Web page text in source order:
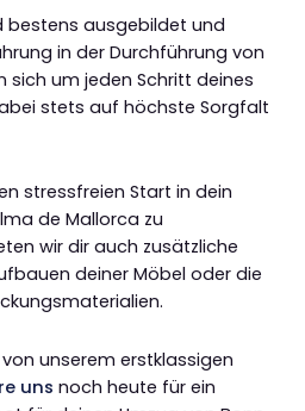
bestens ausgebildet und
in der Durchführung von
sich um jeden Schritt deines
stets auf höchste Sorgfalt
stressfreien Start in dein
de Mallorca zu
wir dir auch zusätzliche
deiner Möbel oder die
unserem erstklassigen
uns noch heute für ein